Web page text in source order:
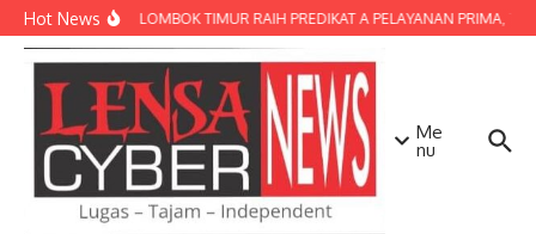
Lewati ke konten
Hot NewsPOLRES LOMBOK TIMUR RAIH PREDIKAT A PELAYANAN PRIMA,
Me
nu